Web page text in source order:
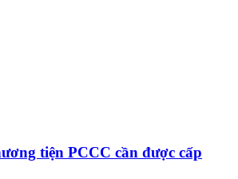
tiện PCCC cần được cấp